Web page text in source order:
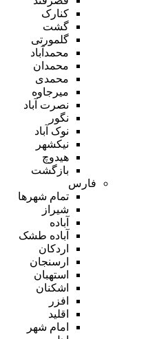
کنارک
گشت
گلمورتی
محمدآباد
محمدان
محمدی
میرجاوه
نصرت آباد
نگور
نوک آباد
نیکشهر
هیدوچ
بازگشت
فارس
تمام شهر‌ها
شیراز
آباده
آباده طشک
اردکان
ارسنجان
استهبان
اشکنان
افزر
اقلید
امام شهر